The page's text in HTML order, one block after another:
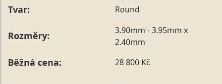
Tvar: Round
Rozměry:
3.90mm - 3.95mm x
2.40mm
Běžná cena: 28 800 Kč